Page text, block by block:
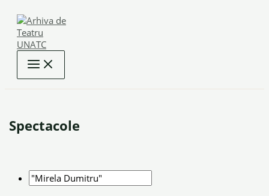
content
Spectacole